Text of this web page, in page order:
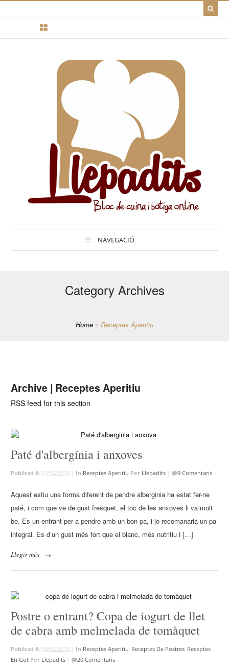
NAVEGACIÓ
Category Archives
Home » Receptes Aperitiu
Archive | Receptes Aperitiu
RSS feed for this section
Paté d'albergínia i anxoves
Publicat A 11/09/2010 | In Receptes Aperitiu Per Llepadits 9 Comentaris
Aquest estiu una forma diferent de pendre alberginia ha estat fer-ne
paté, i com que ve de gust fresquet, el toc de les anxoves li va molt
be. Es un entrant per a pendre amb un bon pa, i jo recomanaria un pa
integral. Es d’un gust més fort que el blanc, més nutritiu i […]
Llegir més →
Postre o entrant? Copa de iogurt de llet
de cabra amb melmelada de tomàquet
Publicat A 15/06/2010 | In Receptes Aperitiu, Receptes De Postres, Receptes
En Got Per Llepadits 20 Comentaris